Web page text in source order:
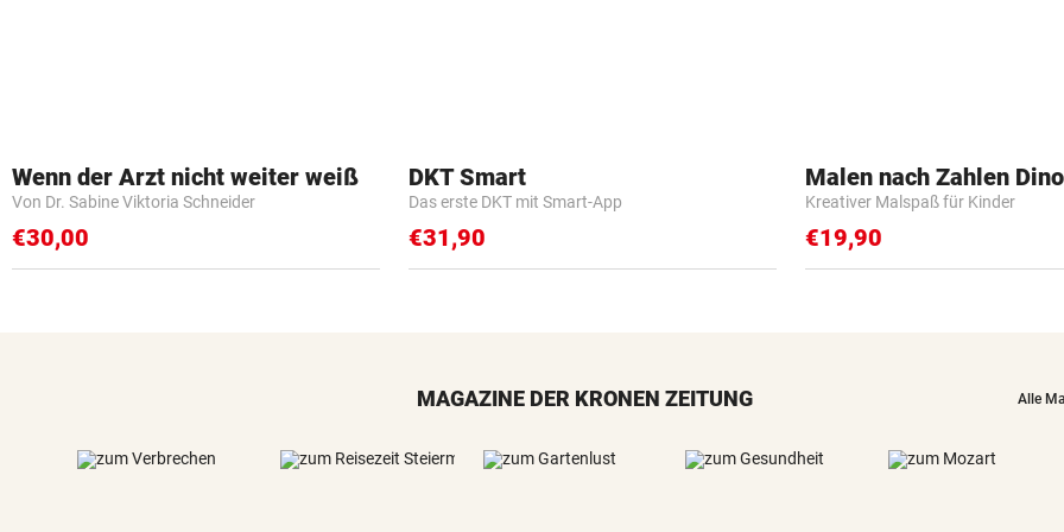
Wenn der Arzt nicht weiter weiß
Von Dr. Sabine Viktoria Schneider
€30,00
DKT Smart
Das erste DKT mit Smart-App
€31,90
Malen nach Zahlen
Kreativer Malspaß für Kinder
€19,90
MAGAZINE DER KRONEN ZEITUNG Alle